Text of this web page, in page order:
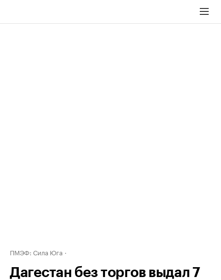
ПМЭФ: Сила Юга
Дагестан без торгов выдал 7